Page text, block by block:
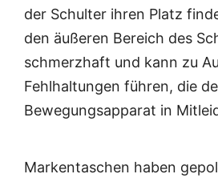
der Schulter ihren Platz
den äußeren Bereich des
schmerzhaft und kann zu
Fehlhaltungen führen, die
Bewegungsapparat in
Markentaschen haben